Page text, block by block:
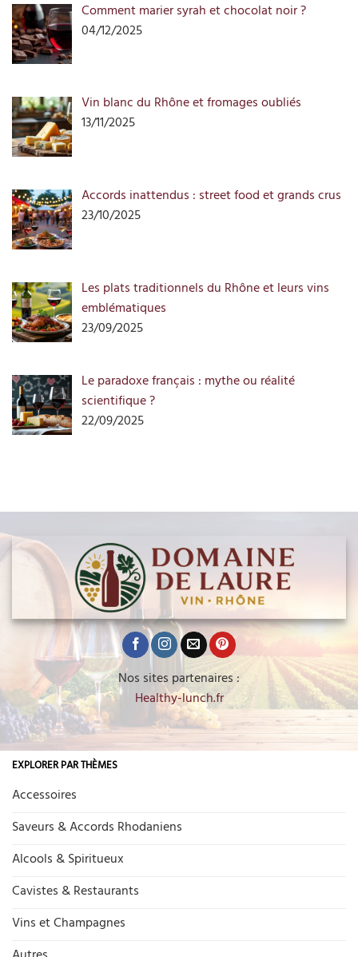
Comment marier syrah et chocolat noir ?
04/12/2025
Vin blanc du Rhône et fromages oubliés
13/11/2025
Accords inattendus : street food et grands crus
23/10/2025
Les plats traditionnels du Rhône et leurs vins
emblématiques
23/09/2025
Le paradoxe français : mythe ou réalité
scientifique ?
22/09/2025
Nos sites partenaires :
Healthy-lunch.fr
EXPLORER PAR THÈMES
Accessoires
Saveurs & Accords Rhodaniens
Alcools & Spiritueux
Cavistes & Restaurants
Vins et Champagnes